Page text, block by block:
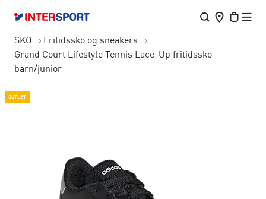
SKO
Fritidssko og sneakers
Grand Court Lifestyle Tennis Lace-Up fritidssko
barn/junior
OUTLET